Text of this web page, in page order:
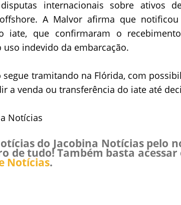
internacionais sobre ativos
A Malvor afirma que
iate, que confirmaram o
uso indevido da embarcação.
segue tramitando na Flórida, com
a venda ou transferência do iate até
Notícias
do Jacobina Notícias pelo
de tudo! Também basta
Notícias.